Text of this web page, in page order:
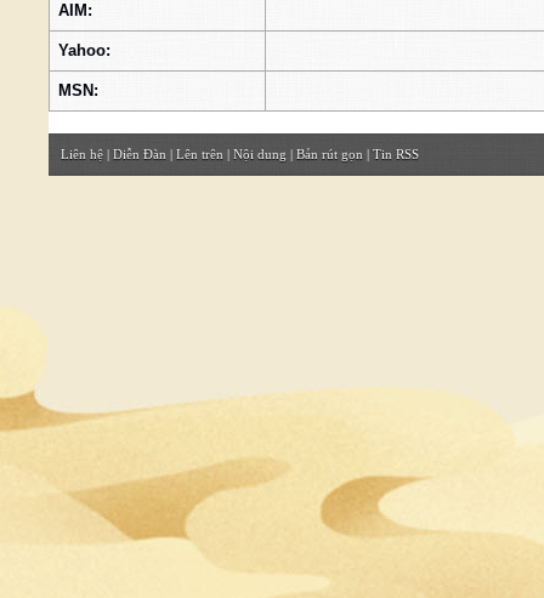
AIM:
Yahoo:
MSN:
Liên hệ | Diễn Đàn | Lên trên | Nội dung | Bản rút gọn | Tin RSS